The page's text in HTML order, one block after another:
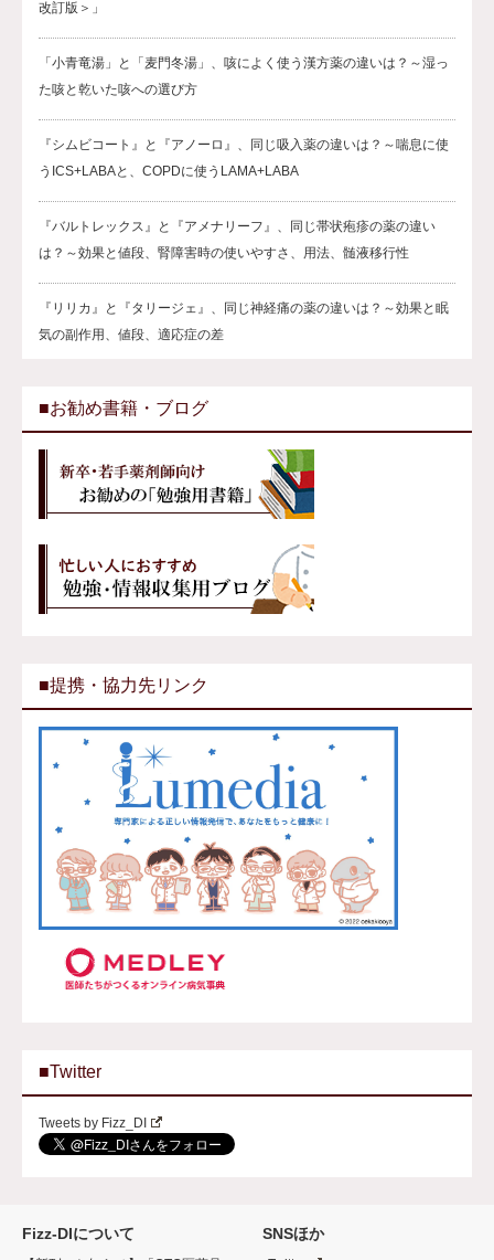
改訂版＞」
「小青竜湯」と「麦門冬湯」、咳によく使う漢方薬の違いは？～湿っ
た咳と乾いた咳への選び方
『シムビコート』と『アノーロ』、同じ吸入薬の違いは？～喘息に使
うICS+LABAと、COPDに使うLAMA+LABA
『バルトレックス』と『アメナリーフ』、同じ帯状疱疹の薬の違い
は？～効果と値段、腎障害時の使いやすさ、用法、髄液移行性
『リリカ』と『タリージェ』、同じ神経痛の薬の違いは？～効果と眠
気の副作用、値段、適応症の差
■お勧め書籍・ブログ
■提携・協力先リンク
■Twitter
Tweets by Fizz_DI
Fizz-DIについて SNSほか